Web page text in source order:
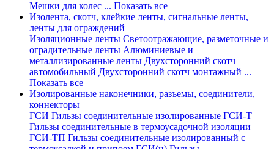
Мешки для колес ... Показать все
Изолента, скотч, клейкие ленты, сигнальные ленты,
ленты для ограждений
Изоляционные ленты Светоотражающие, разметочные и
оградительные ленты Алюминиевые и
металлизированные ленты Двухсторонний скотч
автомобильный Двухсторонний скотч монтажный ...
Показать все
Изолированные наконечники, разъемы, соединители,
коннекторы
ГСИ Гильзы соединительные изолированные ГСИ-Т
Гильзы соединительные в термоусадочной изоляции
ГСИ-ТП Гильзы соединительные изолированный с